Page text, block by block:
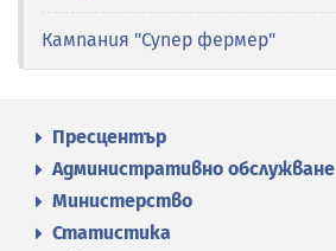
Кампания "Супер фермер"
Пресцентър
Административно обслужване
Министерство
Статистика